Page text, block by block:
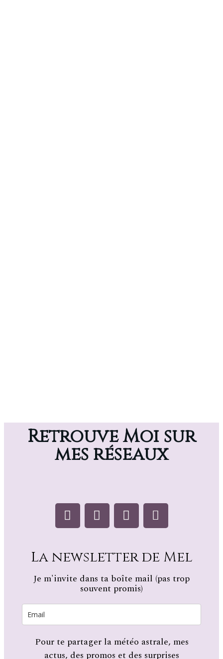
Retrouve Moi sur
mes réseaux
La newsletter de Mel
Je m'invite dans ta boîte mail (pas trop
souvent promis)
Pour te partager la météo astrale, mes
actus, des promos et des surprises